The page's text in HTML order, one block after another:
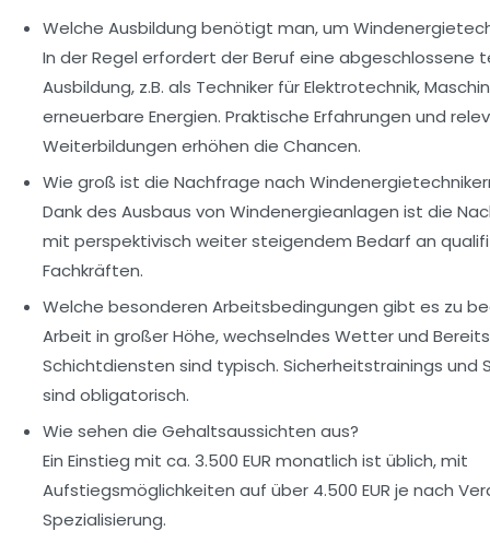
Welche Ausbildung benötigt man, um
In der Regel erfordert der Beruf eine abgeschlossene
Ausbildung, z.B. als Techniker für Elektrotechnik,
erneuerbare Energien. Praktische Erfahrungen und
Weiterbildungen erhöhen die Chancen.
Wie groß ist die Nachfrage nach
Dank des Ausbaus von Windenergieanlagen ist die
mit perspektivisch weiter steigendem Bedarf an
Fachkräften.
Welche besonderen Arbeitsbedingungen gibt es zu
Arbeit in großer Höhe, wechselndes Wetter und
Schichtdiensten sind typisch. Sicherheitstrainings und
sind obligatorisch.
Wie sehen die Gehaltsaussichten aus?
Ein Einstieg mit ca. 3.500 EUR monatlich ist üblich, mit
Aufstiegsmöglichkeiten auf über 4.500 EUR je nach
Spezialisierung.